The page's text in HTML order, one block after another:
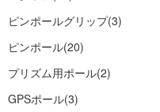
ピンポールグリップ(3)
ピンポール(20)
プリズム用ポール(2)
GPSポール(3)